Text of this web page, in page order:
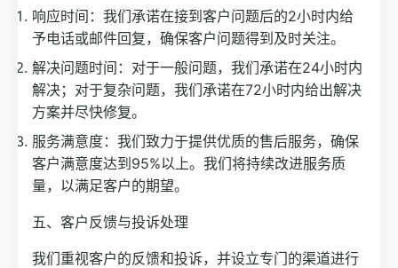
响应时间：我们承诺在接到客户问题后的2小时内给
予电话或邮件回复，确保客户问题得到及时关注。
解决问题时间：对于一般问题，我们承诺在24小时内
解决；对于复杂问题，我们承诺在72小时内给出解决
方案并尽快修复。
服务满意度：我们致力于提供优质的售后服务，确保
客户满意度达到95%以上。我们将持续改进服务质
量，以满足客户的期望。
五、客户反馈与投诉处理
我们重视客户的反馈和投诉，并设立专门的渠道进行